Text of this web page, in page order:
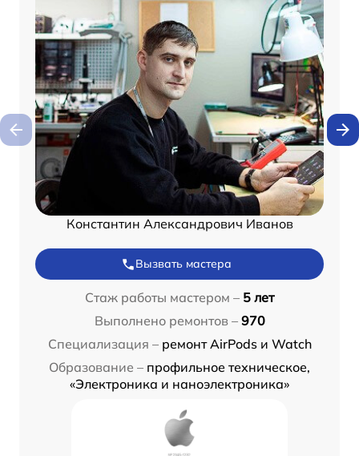
Константин Александрович Иванов
Вызвать мастера
Стаж работы мастером – 5 лет
Выполнено ремонтов – 970
Специализация – ремонт AirPods и Watch
Образование – профильное техническое,
«Электроника и наноэлектроника»